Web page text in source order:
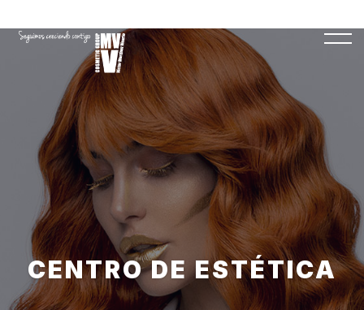
CENTRO DE ESTÉTICA